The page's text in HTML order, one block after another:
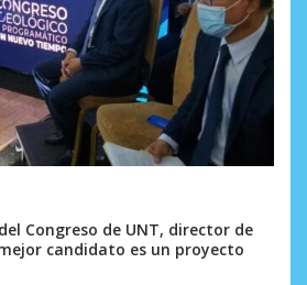
Congreso de UNT, director de
candidato es un proyecto